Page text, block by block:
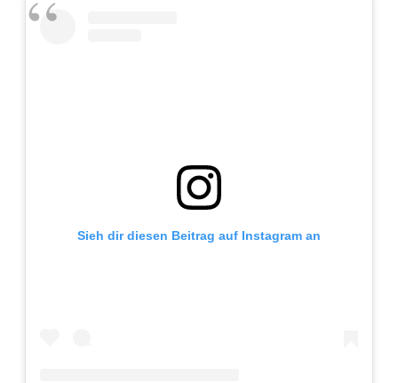
Sieh dir diesen Beitrag auf Instagram an